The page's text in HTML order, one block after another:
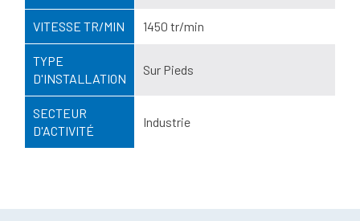
VITESSE TR/MIN 1450 tr/min
TYPE
D'INSTALLATION
Sur Pieds
SECTEUR
D'ACTIVITÉ
Industrie